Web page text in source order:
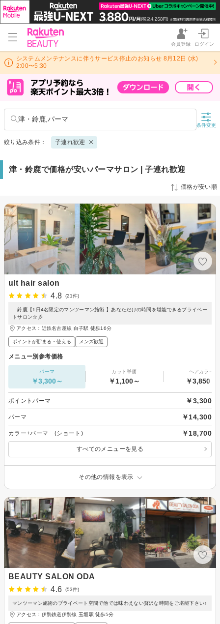
会員登録 ログイン
システムメンテナンスに伴うサービス停止のお知らせ 8月12日 (水)
2:00〜5:30
津・鈴鹿,パーマ
条件変更
絞り込み条件： 子連れ歓迎
津・鈴鹿で価格が安いパーマサロン | 子連れ歓迎
価格が安い順
ult hair salon
4.8
(21件)
鈴鹿【1日4名限定のマンツーマン施術 】あなただけの時間を堪能できるプライベー
トサロン☆彡
アクセス：近鉄名古屋線 白子駅 徒歩16分
ポイントが貯まる・使える メンズ歓迎
メニュー別参考価格
パーマ
￥3,300～
カット単価
￥1,100～
ヘアカラー
￥3,850～
ポイントパーマ ￥3,300
パーマ ￥14,300
カラー+パーマ (ショート) ￥18,700
すべてのメニューを見る
その他の情報を表示
BEAUTY SALON ODA
4.6
(53件)
マンツーマン施術のプライベート空間で他では味わえない贅沢な時間をご堪能下さい♪
アクセス：伊勢鉄道伊勢線 玉垣駅 徒歩5分